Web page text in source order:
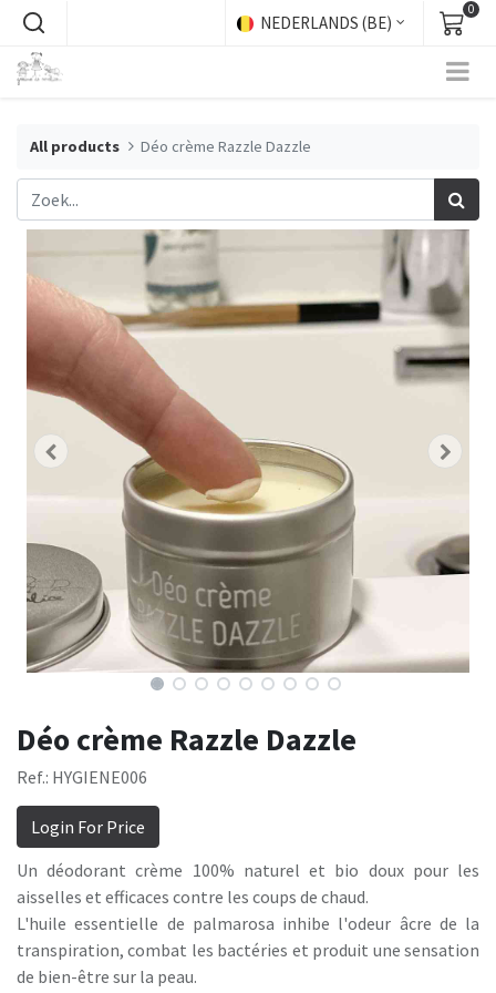
NEDERLANDS (BE)
0
All products Déo crème Razzle Dazzle
Déo crème Razzle Dazzle
Ref.: HYGIENE006
Login For Price
Un déodorant crème 100% naturel et bio doux pour les
aisselles et efficaces contre les coups de chaud.
L'huile essentielle de palmarosa inhibe l'odeur âcre de la
transpiration, combat les bactéries et produit une sensation
de bien-être sur la peau.